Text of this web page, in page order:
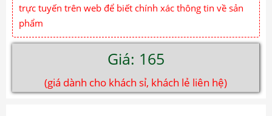
trực tuyến trên web để biết chính xác thông tin về sản
phẩm
Giá: 165
(giá dành cho khách sỉ, khách lẻ liên hệ)